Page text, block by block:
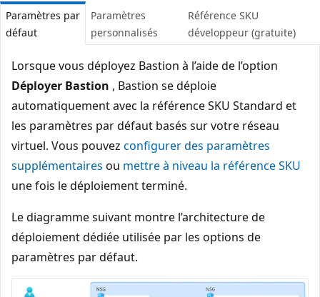
Paramètres par
défaut
Paramètres
personnalisés
Référence SKU
développeur (gratuite)
Lorsque vous déployez Bastion à l’aide de l’option
Déployer Bastion , Bastion se déploie
automatiquement avec la référence SKU Standard et
les paramètres par défaut basés sur votre réseau
virtuel. Vous pouvez configurer des paramètres
supplémentaires ou mettre à niveau la référence SKU
une fois le déploiement terminé.
Le diagramme suivant montre l’architecture de
déploiement dédiée utilisée par les options de
paramètres par défaut.